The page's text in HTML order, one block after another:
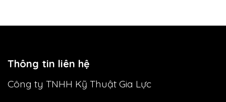
Thông tin liên hệ
Công ty TNHH Kỹ Thuật Gia Lực